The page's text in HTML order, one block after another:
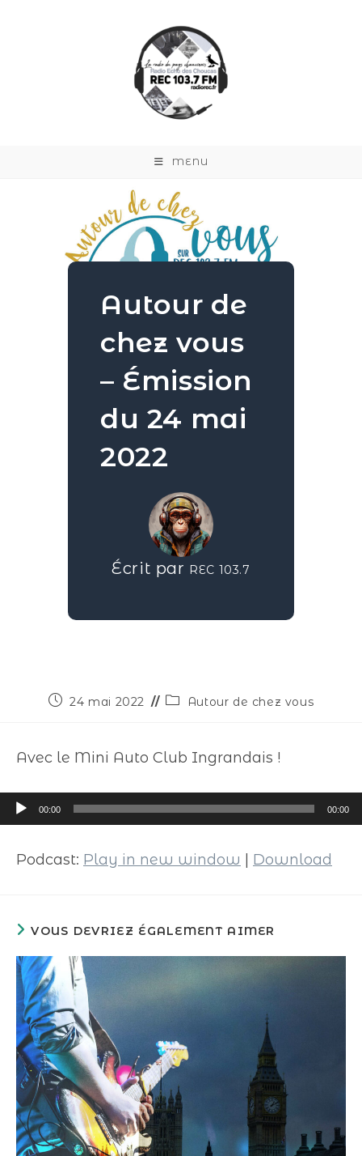
MENU
Autour de
chez vous
– Émission
du 24 mai
2022
Écrit par REC 103.7
24 mai 2022 Autour de chez vous
Avec le Mini Auto Club Ingrandais !
Lecteur
audio
00:00 00:00
Podcast: Play in new window Download
VOUS DEVRIEZ ÉGALEMENT AIMER